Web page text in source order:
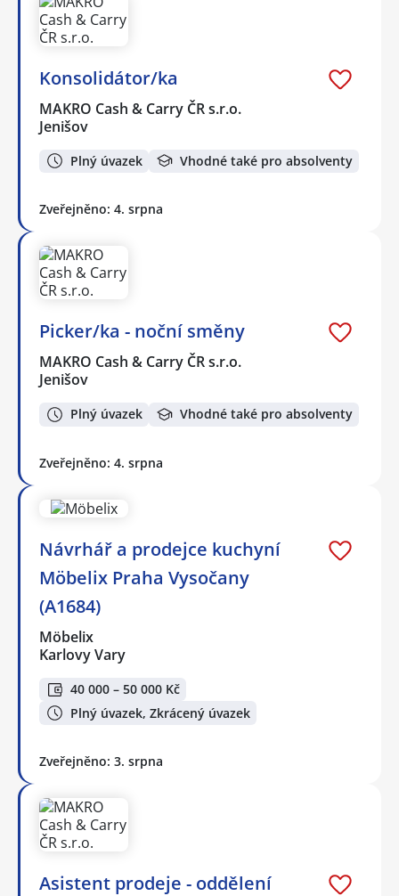
Konsolidátor/ka
MAKRO Cash & Carry ČR s.r.o.
Jenišov
Plný úvazek Vhodné také pro absolventy
Zveřejněno: 4. srpna
Picker/ka - noční směny
MAKRO Cash & Carry ČR s.r.o.
Jenišov
Plný úvazek Vhodné také pro absolventy
Zveřejněno: 4. srpna
Návrhář a prodejce kuchyní
Möbelix Praha Vysočany
(A1684)
Möbelix
Karlovy Vary
40 000 – 50 000 Kč
Plný úvazek, Zkrácený úvazek
Zveřejněno: 3. srpna
Asistent prodeje - oddělení